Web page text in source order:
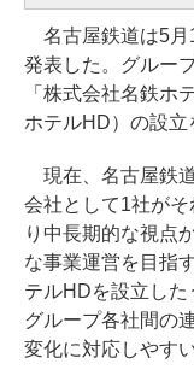
名古屋鉄道は5月
発表した。グルー
「株式会社名鉄ホ
ホテルHD）の設立
現在、名古屋鉄
会社として1社が
り中長期的な視点
な事業運営を目指
テルHDを設立した
グループ各社間の
変化に対応しやす